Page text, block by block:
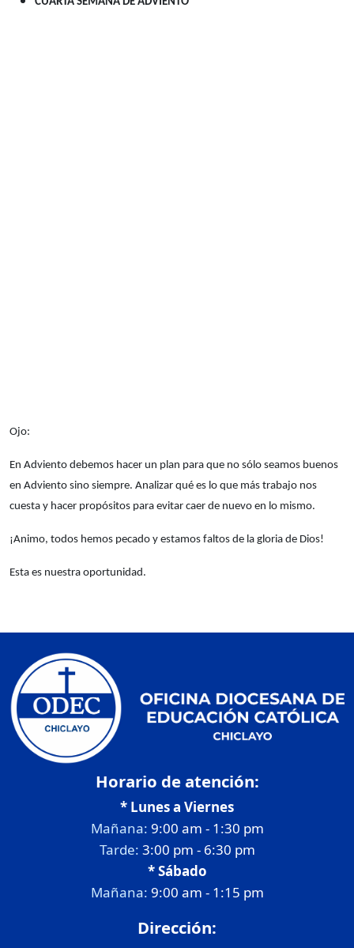
Ojo:
En Adviento debemos hacer un plan para que no sólo seamos buenos
en Adviento sino siempre. Analizar qué es lo que más trabajo nos
cuesta y hacer propósitos para evitar caer de nuevo en lo mismo.
¡Animo, todos hemos pecado y estamos faltos de la gloria de Dios!
Esta es nuestra oportunidad.
Horario de atención:
* Lunes a Viernes
Mañana: 9:00 am - 1:30 pm
Tarde: 3:00 pm - 6:30 pm
* Sábado
Mañana: 9:00 am - 1:15 pm
Dirección: